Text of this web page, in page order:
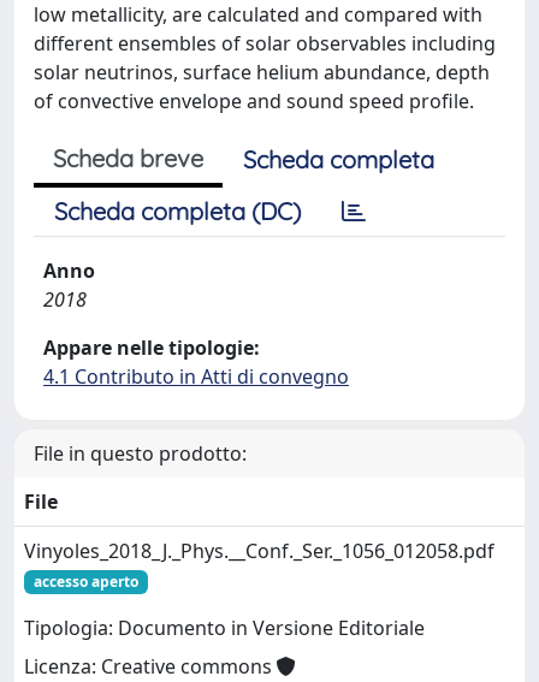
low metallicity, are calculated and compared with
different ensembles of solar observables including
solar neutrinos, surface helium abundance, depth
of convective envelope and sound speed profile.
Scheda breve
Scheda completa
Scheda completa (DC)
Anno
2018
Appare nelle tipologie:
4.1 Contributo in Atti di convegno
File in questo prodotto:
File
Vinyoles_2018_J._Phys.__Conf._Ser._1056_012058.pdf
accesso aperto
Tipologia: Documento in Versione Editoriale
Licenza: Creative commons